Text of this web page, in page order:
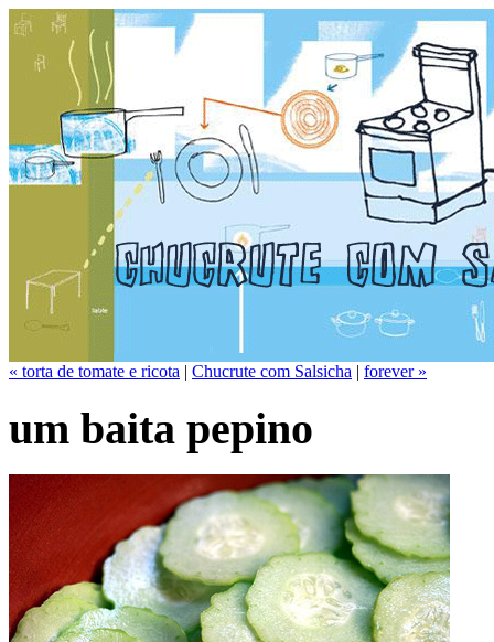
« torta de tomate e ricota | Chucrute com Salsicha | forever »
um baita pepino